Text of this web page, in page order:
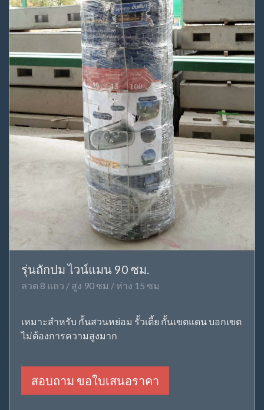
รุ่นถักปม ไวน์แมน 90 ซม.
ลวด 8 แถว / สูง 90 ซม / ห่าง 15 ซม
เหมาะสำหรับ กั้นสวนหย่อม รั้วเตี้ย กั้นเขตแดน บอกเขต
ไม่ต้องการความสูงมาก
สอบถาม ขอใบเสนอราคา